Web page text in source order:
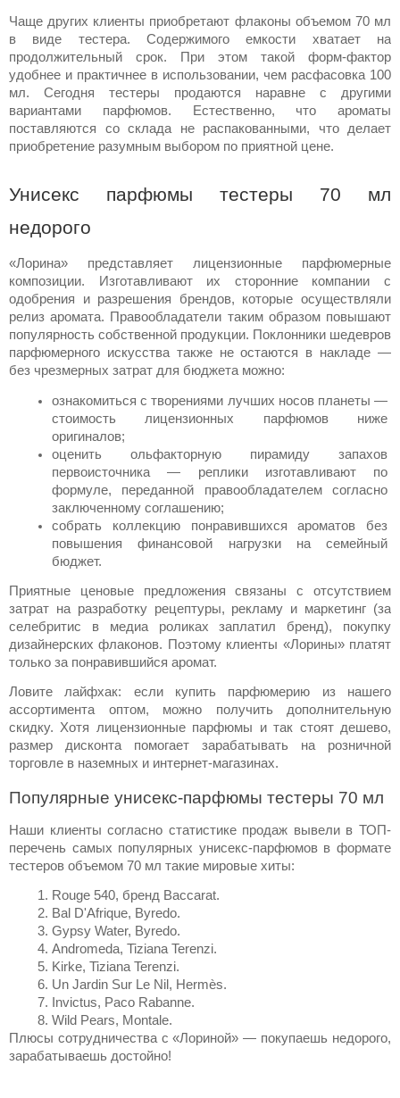
Чаще других клиенты приобретают флаконы объемом 70 мл
в виде тестера. Содержимого емкости хватает на
продолжительный срок. При этом такой форм-фактор
удобнее и практичнее в использовании, чем расфасовка 100
мл. Сегодня тестеры продаются наравне с другими
вариантами парфюмов. Естественно, что ароматы
поставляются со склада не распакованными, что делает
приобретение разумным выбором по приятной цене.
Унисекс парфюмы тестеры 70 мл
недорого
композиции. Изготавливают их сторонние компании с
одобрения и разрешения брендов, которые осуществляли
релиз аромата. Правообладатели таким образом повышают
популярность собственной продукции. Поклонники шедевров
парфюмерного искусства также не остаются в накладе —
без чрезмерных затрат для бюджета можно:
стоимость лицензионных парфюмов ниже
оригиналов;
оценить ольфакторную пирамиду запахов
первоисточника — реплики изготавливают по
формуле, переданной правообладателем согласно
заключенному соглашению;
собрать коллекцию понравившихся ароматов без
повышения финансовой нагрузки на семейный
бюджет.
Приятные ценовые предложения связаны с отсутствием
затрат на разработку рецептуры, рекламу и маркетинг (за
селебритис в медиа роликах заплатил бренд), покупку
дизайнерских флаконов. Поэтому клиенты «Лорины» платят
только за понравившийся аромат.
Ловите лайфхак: если купить
ассортимента
оптом, можно получить дополнительную
скидку. Хотя лицензионные парфюмы и так стоят дешево,
размер дисконта помогает зарабатывать на розничной
торговле в наземных и интернет-магазинах.
Популярные унисекс-парфюмы тестеры 70 мл
Наши клиенты согласно статистике продаж вывели в ТОП-
перечень самых популярных унисекс-парфюмов в формате
тестеров объемом 70 мл такие мировые хиты:
Rouge 540, бренд Baccarat.
Bal D'Afrique, Byredo.
Gypsy Water, Byredo.
Andromeda, Tiziana Terenzi.
Kirke, Tiziana Terenzi.
Un Jardin Sur Le Nil, Hermès.
Invictus, Paco Rabanne.
Wild Pears, Montale.
Плюсы сотрудничества с «Лориной» — покупаешь недорого,
зарабатываешь достойно!